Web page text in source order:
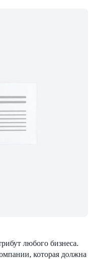
любого бизнеса.
которая должна